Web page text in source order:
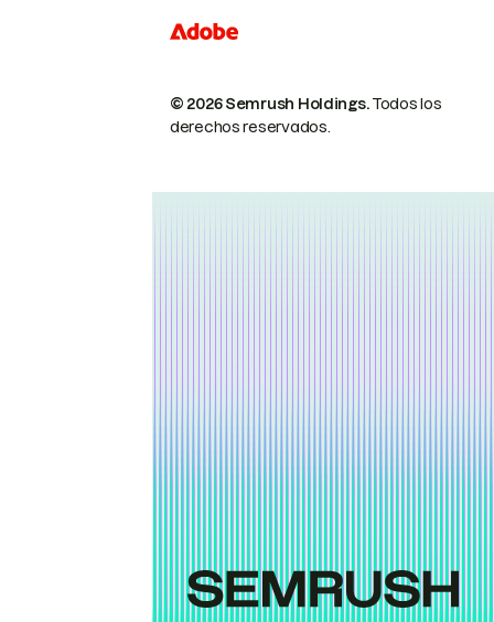
© 2026 Semrush Holdings.Todos los
derechos reservados.